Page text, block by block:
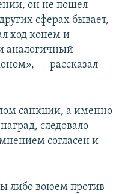
он не пошел
сферах бывает,
ход конем и
аналогичный
— рассказал
санкции, а именно
следовало
согласен и
либо воюем против